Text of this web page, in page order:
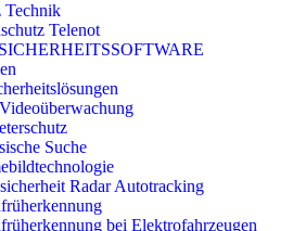
Technik
Telenot
Suche
Radar Autotracking​
bei Elektrofahrzeugen